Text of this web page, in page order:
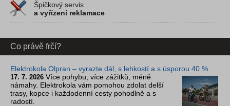
Špičkový servis
a vyřízení reklamace
Co právě frčí?
Elektrokola Olpran – vyrazte dál, s lehkostí a s úsporou 40 %
17. 7. 2026 Více pohybu, více zážitků, méně
námahy. Elektrokola vám pomohou zdolat delší
trasy, kopce i každodenní cesty pohodlně a s
radostí.